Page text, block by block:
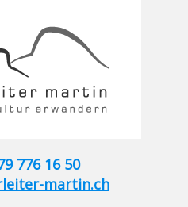
776 16 50
martin.ch